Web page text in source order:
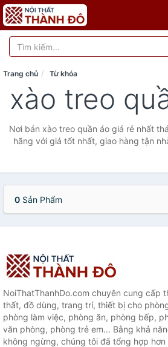
Trang chủ Từ khóa
xào treo
Nơi bán xào treo quần áo giá rẻ nhất
hãng với giá tốt nhất, giao hàng tận
0 Sản Phẩm
NoiThatThanhDo.com chuyên cung cấp
thất, đồ dùng, trang trí, thiết bị cho
phòng làm việc, phòng ăn, phòng bếp,
văn phòng, phòng trẻ em... Bằng khả
không ngừng, chúng tôi đã tổng hợp